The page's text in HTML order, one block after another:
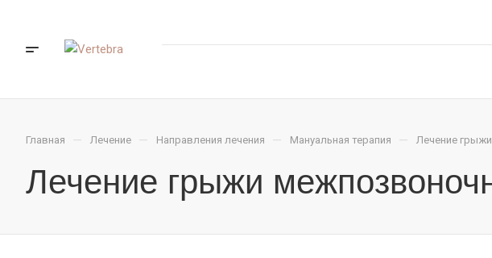
Главная — Лечение — Направления лечения — Мануальная терапия — Лечение
Лечение грыжи